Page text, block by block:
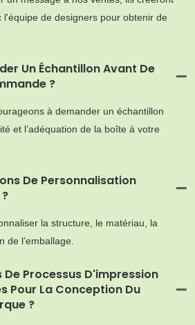
l'équipe de designers pour obtenir de
Un Échantillon Avant De
?
à demander un échantillon
et l’adéquation de la boîte à votre
De Personnalisation
la structure, le matériau, la
de l’emballage.
De Processus D'impression
Pour La Conception Du
?